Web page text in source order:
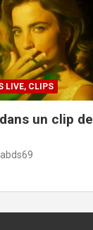
LIVE, CLIPS
un clip de
abds69